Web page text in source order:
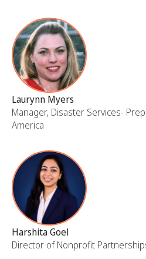
Laurynn Myers
Manager, Disaster Services-
America
Harshita Goel
Director of Nonprofit